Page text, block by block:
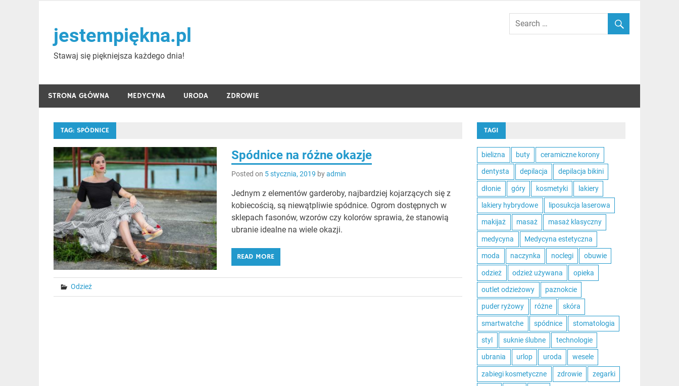
contentjestempiękna.pl
Stawaj się piękniejsza każdego dnia!
STRONA GŁÓWNA MEDYCYNA URODA ZDROWIE
TAG: SPÓDNICE
Spódnice na różne okazje
Posted on 5 stycznia, 2019 byadmin
Jednym z elementów garderoby, najbardziej kojarzących się z
kobiecością, są niewątpliwie spódnice. Ogrom dostępnych w
sklepach fasonów, wzorów czy kolorów sprawia, że stanowią
ubranie idealne na wiele okazji.
READ MORE
Odzież
TAGI
bielizna buty ceramiczne korony
dentysta depilacja depilacja bikini
dłonie góry kosmetyki lakiery
lakiery hybrydowe liposukcja laserowa
makijaż masaż masaż klasyczny
medycyna Medycyna estetyczna
moda naczynka noclegi obuwie
odzież odzież używana opieka
outlet odzieżowy paznokcie
puder ryżowy różne skóra
smartwatche spódnice stomatologia
styl suknie ślubne technologie
ubrania urlop uroda wesele
zabiegi kosmetyczne zdrowie zegarki